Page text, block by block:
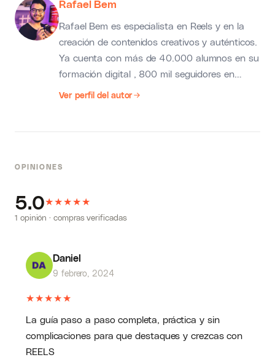
Rafael Bem
Rafael Bem es especialista en Reels y en la
creación de contenidos creativos y auténticos.
Ya cuenta con más de 40.000 alumnos en su
formación digital , 800 mil seguidores en
Instagram y más de 50 millones de
atraer, deleitar y transformar seguidores en
piensa en los detalles más pequeños y ofrece
una gran cantidad de contenido valioso y fácil
Ver perfil del autor
OPINIONES
5.0★★★★★
1 opinión · compras verificadas
Daniel
9 febrero, 2024
★★★★★
La guía paso a paso completa, práctica y sin
complicaciones para que destaques y crezcas con
REELS